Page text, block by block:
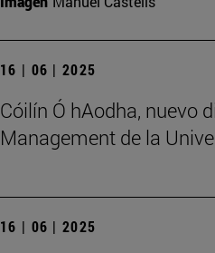
16 | 06 | 2025
Cóilín Ó hAodha, nuevo
Management de la
16 | 06 | 2025